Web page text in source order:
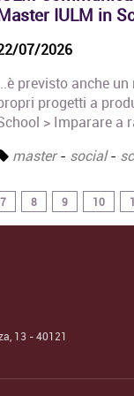
IULM in
07/2026
previsto anche
progetti a
> Imparare a
master- social-
7 8 9 10
13 - 40121